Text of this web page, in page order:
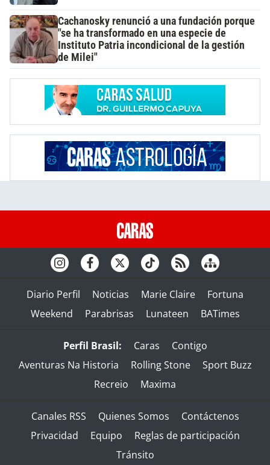
Cachanosky renunció a una fundación porque
"se ha transformado en una especie de
Instituto Patria incondicional de la gestión
de Milei"
Diario Perfil Noticias Marie Claire
Fortuna
Weekend
Parabrisas Lunateen BATimes
Perfil Brasil: Caras
Contigo
Aventuras Na Historia
Rolling Stone
Sport Buzz
Recreio
Maxima
Canales RSS Quienes Somos
Contáctenos
Privacidad
Equipo
Reglas de participación
Tránsito